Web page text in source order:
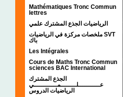
Mathématiques Tronc Commun
lettres
الرياضيات الجذع المشترك علمي
ملخصات مركزة في الرياضيات SVT
باك
Les Intégrales
Cours de Maths Tronc Commun
sciences BAC International
الجذع المشترك
عـــــــــــلــــــــمــــــــــــي
الرياضيات الدروس